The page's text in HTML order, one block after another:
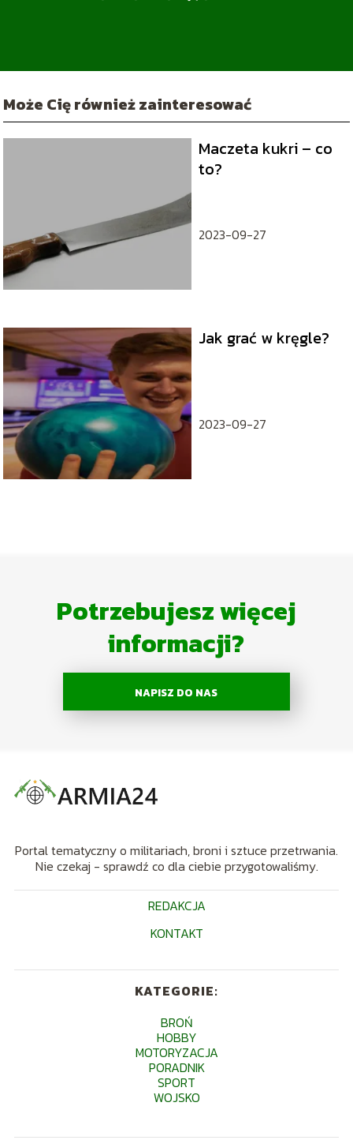
Może Cię również zainteresować
Maczeta kukri – co
to?
2023-09-27
Jak grać w kręgle?
2023-09-27
Potrzebujesz więcej
informacji?
NAPISZ DO NAS
Portal tematyczny o militariach, broni i sztuce przetrwania.
Nie czekaj - sprawdź co dla ciebie przygotowaliśmy.
REDAKCJA
KONTAKT
KATEGORIE:
BROŃ
HOBBY
MOTORYZACJA
PORADNIK
SPORT
WOJSKO